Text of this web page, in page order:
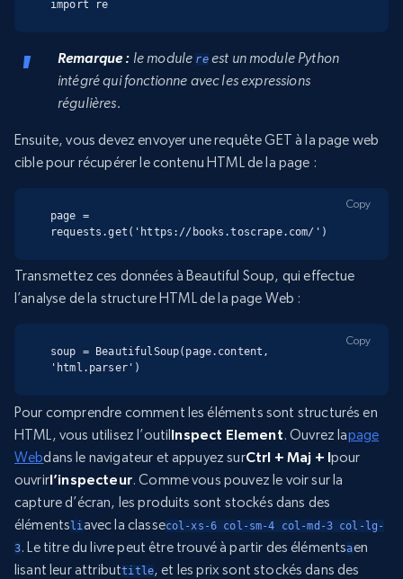
import re
Remarque : le module reest un module Python
intégré qui fonctionne avec les expressions
régulières.
Ensuite, vous devez envoyer une requête GET à la page web
cible pour récupérer le contenu HTML de la page :
page =
requests.get('https://books.toscrape.com/')
Copy
Transmettez ces données à Beautiful Soup, qui effectue
l’analyse de la structure HTML de la page Web :
soup = BeautifulSoup(page.content,
'html.parser')
Copy
Pour comprendre comment les éléments sont structurés en
HTML, vous utilisez l’outilInspect Element. Ouvrez lapage
Webdans le navigateur et appuyez surCtrl + Maj + Ipour
ouvrirl’inspecteur. Comme vous pouvez le voir sur la
capture d’écran, les produits sont stockés dans des
élémentsli avec la classecol-xs-6 col-sm-4 col-md-3 col-lg-
3. Le titre du livre peut être trouvé à partir des élémentsaen
lisant leur attributtitle, et les prix sont stockés dans des